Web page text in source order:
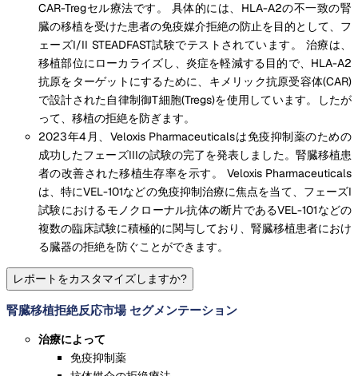
CAR-Tregセル療法です。 具体的には、HLA-A2の不一致の腎
臓の移植を受けた患者の免疫媒介拒絶の防止を目的として、フ
ェーズI/II STEADFAST試験でテストされています。 治療は、
移植部位にローカライズし、炎症を軽減する目的で、HLA-A2
抗原をターゲットにするために、キメリック抗原受容体(CAR)
で設計された自律制御T細胞(Tregs)を使用しています。したが
って、移植の拒絶を防ぎます。
2023年4月、Veloxis Pharmaceuticalsは免疫抑制薬のための
成功したフェーズIIIの試験の完了を発表しました。腎臓移植患
者の改善された移植生存率を示す。 Veloxis Pharmaceuticals
は、特にVEL-101などの免疫抑制治療に焦点を当て、フェーズI
試験におけるモノクローナル抗体の断片であるVEL-101などの
複数の臨床試験に積極的に関与しており、腎臓移植患者におけ
る臓器の拒絶を防ぐことができます。
レポートをカスタマイズしますか?
腎臓移植拒絶反応市場 セグメンテーション
治療によって
免疫抑制薬